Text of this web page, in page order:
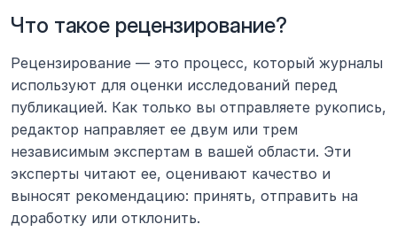
Что такое рецензирование?
Рецензирование — это процесс, который журналы
используют для оценки исследований перед
публикацией. Как только вы отправляете рукопись,
редактор направляет ее двум или трем
независимым экспертам в вашей области. Эти
эксперты читают ее, оценивают качество и
выносят рекомендацию: принять, отправить на
доработку или отклонить.